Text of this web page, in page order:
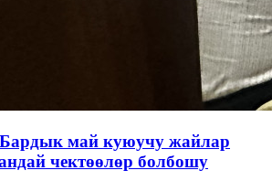
май куюучу жайлар
чектөөлөр болбошу